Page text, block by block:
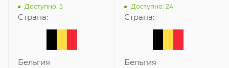
Доступно: 5
Страна:
Бельгия
Доступно: 24
Страна:
Бельгия